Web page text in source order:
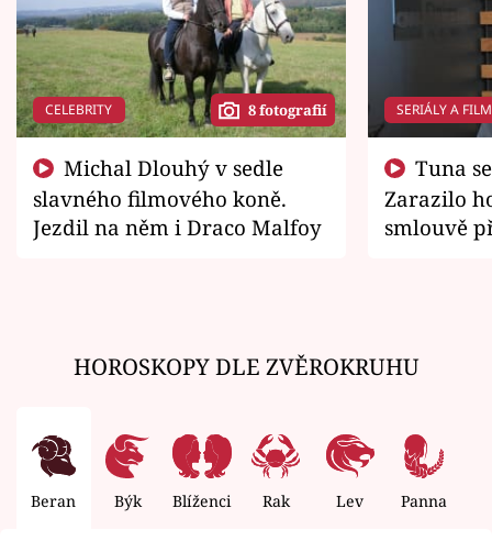
CELEBRITY 8 fotografií
slavného filmového koně.
Jezdil na něm i Draco Malfoy
SERIÁLY A
Zarazilo
smlouvě
HOROSKOPY DLE ZVĚROKRUHU
Beran Býk Blíženci Rak Lev Panna